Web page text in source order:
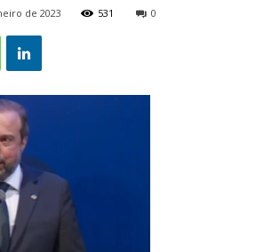
de 2023 531 0